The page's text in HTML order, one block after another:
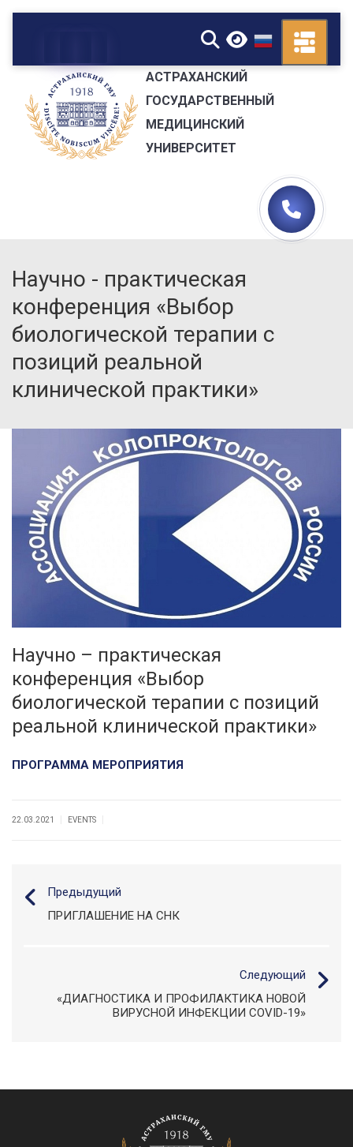
▼
АСТРАХАНСКИЙ
ГОСУДАРСТВЕННЫЙ
МЕДИЦИНСКИЙ
УНИВЕРСИТЕТ
Научно - практическая
конференция «Выбор
биологической терапии с
позиций реальной
клинической практики»
Научно – практическая
конференция «Выбор
биологической терапии с позиций
реальной клинической практики»
ПРОГРАММА МЕРОПРИЯТИЯ
22.03.2021 EVENTS
Предыдущий
ПРИГЛАШЕНИЕ НА СНК
Следующий
«ДИАГНОСТИКА И ПРОФИЛАКТИКА НОВОЙ
ВИРУСНОЙ ИНФЕКЦИИ COVID-19»